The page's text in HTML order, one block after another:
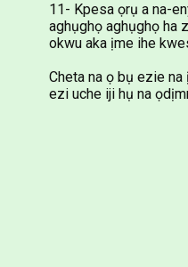
11- Kpesa ọrụ a na-
aghụghọ aghụghọ ha
okwu aka ịme ihe
Cheta na ọ bụ ezie
ezi uche iji hụ na